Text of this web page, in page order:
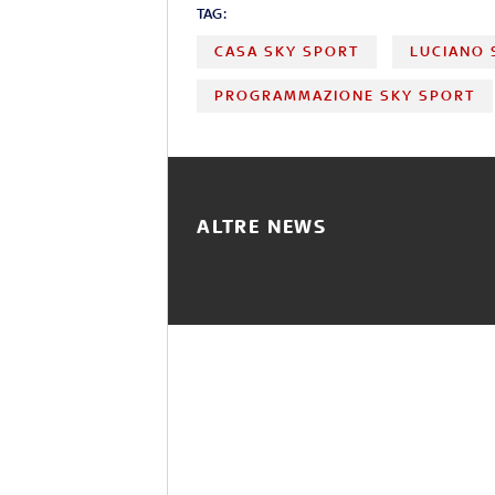
TAG:
CASA SKY SPORT LUCIANO
PROGRAMMAZIONE SKY SPORT
ALTRE NEWS